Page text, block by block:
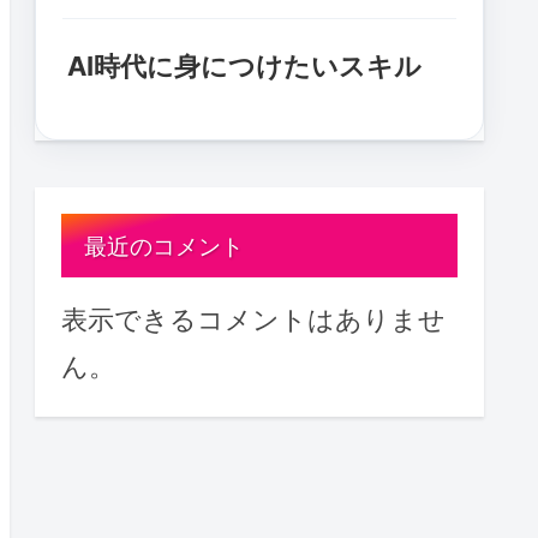
AI時代に身につけたいスキル
最近のコメント
表示できるコメントはありませ
ん。